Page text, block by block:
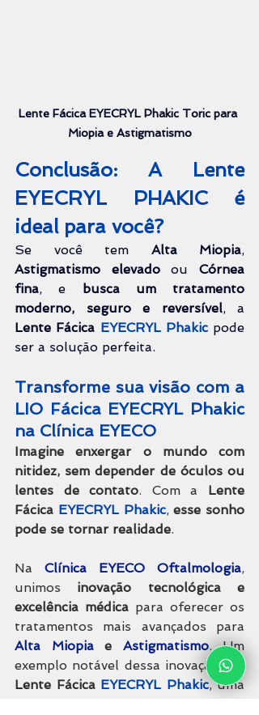
Lente Fácica EYECRYL Phakic Toric para
Miopia e Astigmatismo
Conclusão: A Lente
EYECRYL PHAKIC é
ideal para você?
Se você tem Alta Miopia
Astigmatismo elevado ou Córnea
fina, e busca um tratamento
moderno, seguro e reversível
Lente Fácica EYECRYL Phakic pode
ser a solução perfeita.
Transforme sua visão com a
LIO Fácica EYECRYL Phakic
na Clínica EYECO
Imagine enxergar o mundo com
nitidez, sem depender de óculos ou
lentes de contato. Com a Lente
Fácica EYECRYL Phakic, esse sonho
pode se tornar realidade.
Na Clínica EYECO Oftalmologia,
unimos inovação tecnológica e
excelência médica para oferecer os
Alta Miopia e Astigmatismo. Um
exemplo notável dessa inovação é a
Lente Fácica EYECRYL Phakic, uma
lente intraocular de alta